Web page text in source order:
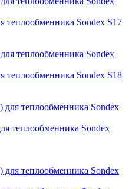
теплообменника Sondex S17
теплообменника Sondex S18
теплообменника Sondex